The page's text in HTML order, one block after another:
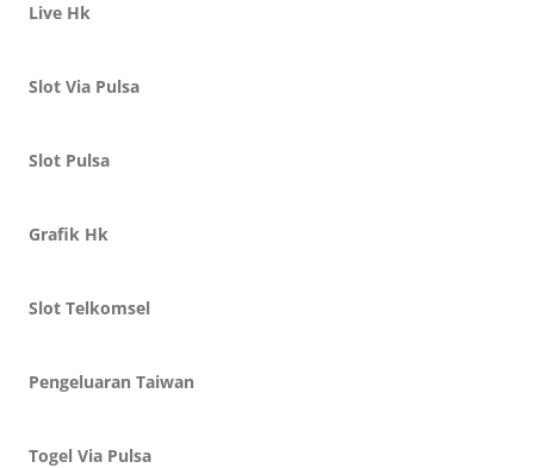
Live Hk
Slot Via Pulsa
Slot Pulsa
Grafik Hk
Slot Telkomsel
Pengeluaran Taiwan
Togel Via Pulsa